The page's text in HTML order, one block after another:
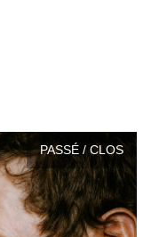
PASSÉ / CLOS